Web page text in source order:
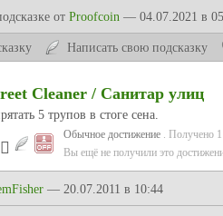
от Proofcoin — 04.07.2021 в
Написать свою подсказку
Cleaner / Санитар улиц
5 трупов в стоге сена.
Обычное достижение . Получено
Вы ещё не получили это
— 20.07.2011 в 10:44